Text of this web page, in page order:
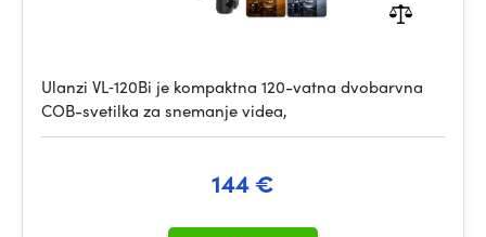
Ulanzi VL‑120Bi je kompaktna 120-vatna dvobarvna
COB-svetilka za snemanje videa,
144 €